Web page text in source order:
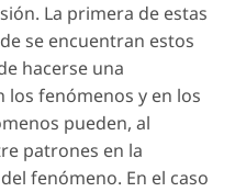
La primera de estas
se encuentran estos
hacerse una
fenómenos y en los
pueden, al
patrones en la
fenómeno. En el caso